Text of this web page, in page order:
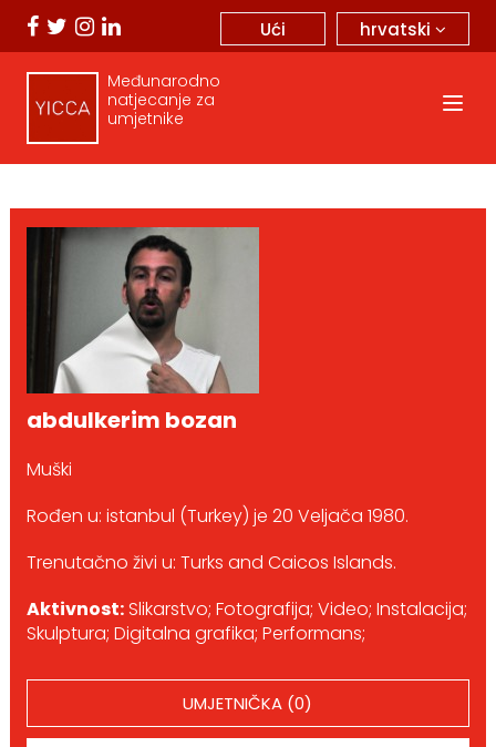
hrvatski
Ući
Međunarodno
natjecanje za
umjetnike
abdulkerim bozan
Muški
Rođen u: istanbul (Turkey) je 20 Veljača 1980.
Trenutačno živi u: Turks and Caicos Islands.
Aktivnost:Slikarstvo; Fotografija; Video; Instalacija;
Skulptura; Digitalna grafika; Performans;
UMJETNIČKA (0)